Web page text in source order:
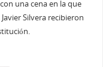
una cena en la que
Silvera recibieron